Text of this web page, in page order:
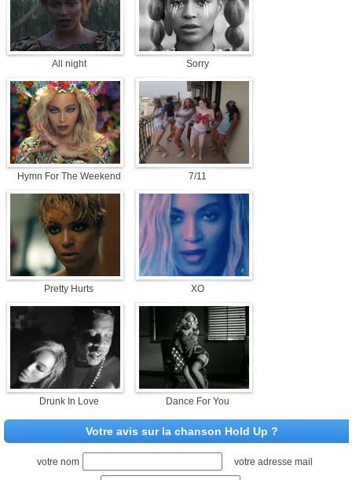
All night Sorry
Hymn For The Weekend 7/11
Pretty Hurts XO
Drunk In Love Dance For You
Votre avis sur la chanson Hold Up ?
votre nom votre adresse mail